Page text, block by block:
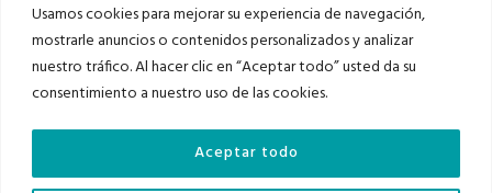
Usamos cookies para mejorar su experiencia de navegación,
mostrarle anuncios o contenidos personalizados y analizar
nuestro tráfico. Al hacer clic en “Aceptar todo” usted da su
consentimiento a nuestro uso de las cookies.
Aceptar todo
Asociados a
Auditados por